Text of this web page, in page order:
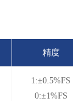
精度
1:±0.5%FS
0:±1%FS